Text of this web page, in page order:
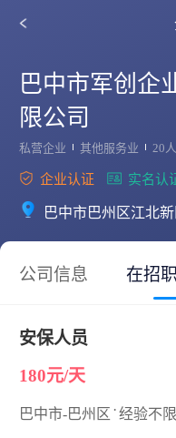
巴中市军创企
限公司
私营企业 其他服务业 20
企业认证 实名认
巴中市巴州区江北
公司信息 在招
安保人员
180元/天
巴中市-巴州区 ·经验不限